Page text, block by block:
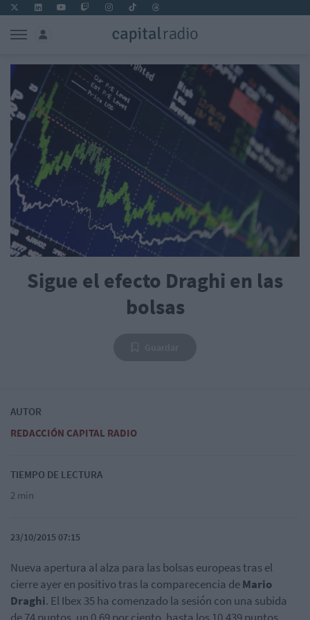
Sigue el efecto Draghi en las
bolsas
AUTOR
REDACCIÓN CAPITAL RADIO
TIEMPO DE LECTURA
2 min
23/10/2015 07:15
Nueva apertura al alza para las bolsas europeas tras el
cierre ayer en positivo tras la comparecencia deMario
Draghi. El Ibex 35 ha comenzado la sesión con una subida